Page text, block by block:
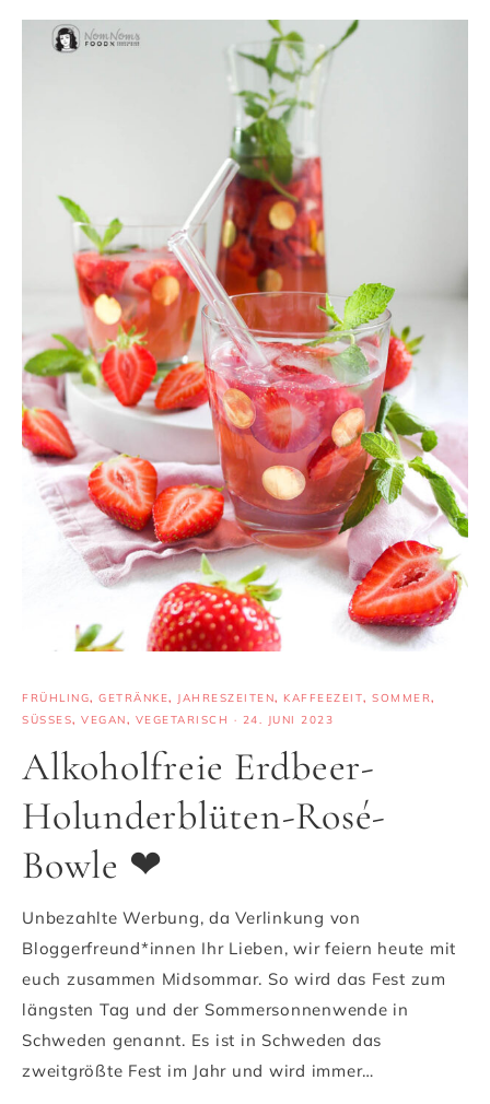
FRÜHLING, GETRÄNKE, JAHRESZEITEN, KAFFEEZEIT, SOMMER,
SÜSSES
, VEGAN, VEGETARISCH · 24. JUNI 2023
Alkoholfreie Erdbeer-
Holunderblüten-Rosé-
Bowle ❤
Unbezahlte Werbung, da Verlinkung von
Bloggerfreund*innen Ihr Lieben, wir feiern heute mit
euch zusammen Midsommar. So wird das Fest zum
längsten Tag und der Sommersonnenwende in
Schweden genannt. Es ist in Schweden das
zweitgrößte Fest im Jahr und wird immer…